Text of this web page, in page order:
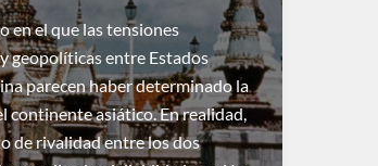
en el que las tensiones
geopolíticas entre Estados
parecen haber determinado la
continente asiático. En realidad,
de rivalidad entre los dos